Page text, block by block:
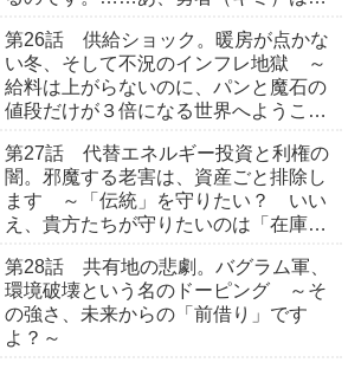
第26話 供給ショック。暖房が点かな
い冬、そして不況のインフレ地獄 ～
給料は上がらないのに、パンと魔石の
値段だけが３倍になる世界へようこそ
第27話 代替エネルギー投資と利権の
闇。邪魔する老害は、資産ごと排除し
ます ～「伝統」を守りたい？ いい
え、貴方たちが守りたいのは「在庫の
第28話 共有地の悲劇。バグラム軍、
環境破壊という名のドーピング ～そ
の強さ、未来からの「前借り」です
よ？～